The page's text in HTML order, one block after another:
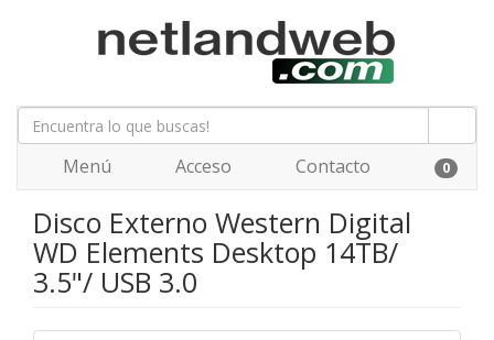
Menú Acceso Contacto 0
Disco Externo Western Digital
WD Elements Desktop 14TB/
3.5"/ USB 3.0